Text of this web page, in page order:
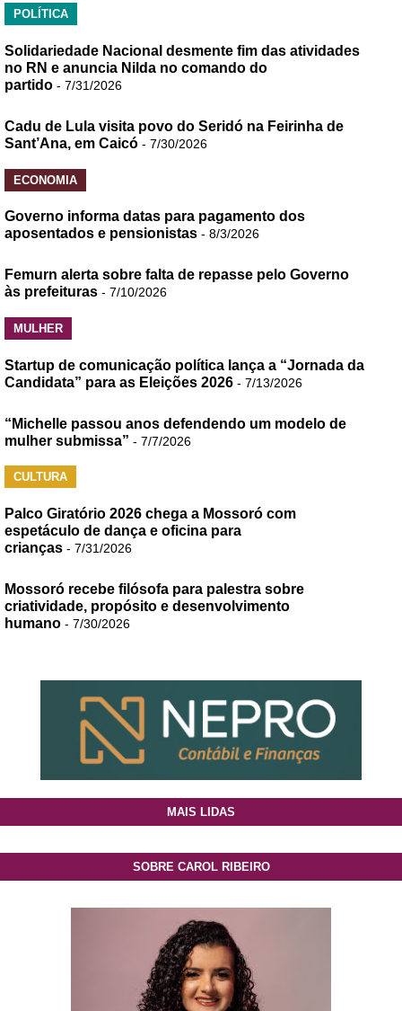
POLÍTICA
Solidariedade Nacional desmente fim das atividades
no RN e anuncia Nilda no comando do
partido - 7/31/2026
Cadu de Lula visita povo do Seridó na Feirinha de
Sant’Ana, em Caicó - 7/30/2026
ECONOMIA
Governo informa datas para pagamento dos
aposentados e pensionistas - 8/3/2026
Femurn alerta sobre falta de repasse pelo Governo
às prefeituras - 7/10/2026
MULHER
Startup de comunicação política lança a “Jornada da
Candidata” para as Eleições 2026 - 7/13/2026
“Michelle passou anos defendendo um modelo de
mulher submissa” - 7/7/2026
CULTURA
Palco Giratório 2026 chega a Mossoró com
espetáculo de dança e oficina para
crianças - 7/31/2026
Mossoró recebe filósofa para palestra sobre
criatividade, propósito e desenvolvimento
humano - 7/30/2026
MAIS LIDAS
SOBRE CAROL RIBEIRO